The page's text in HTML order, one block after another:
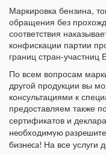
Маркировка бензина,
обращения без
соответствия
конфискации партии
границ стран-участниц
По всем вопросам
другой продукции вы
консультациями к
предоставляем также
сертификатов и
необходимую
бизнеса! На все услуги